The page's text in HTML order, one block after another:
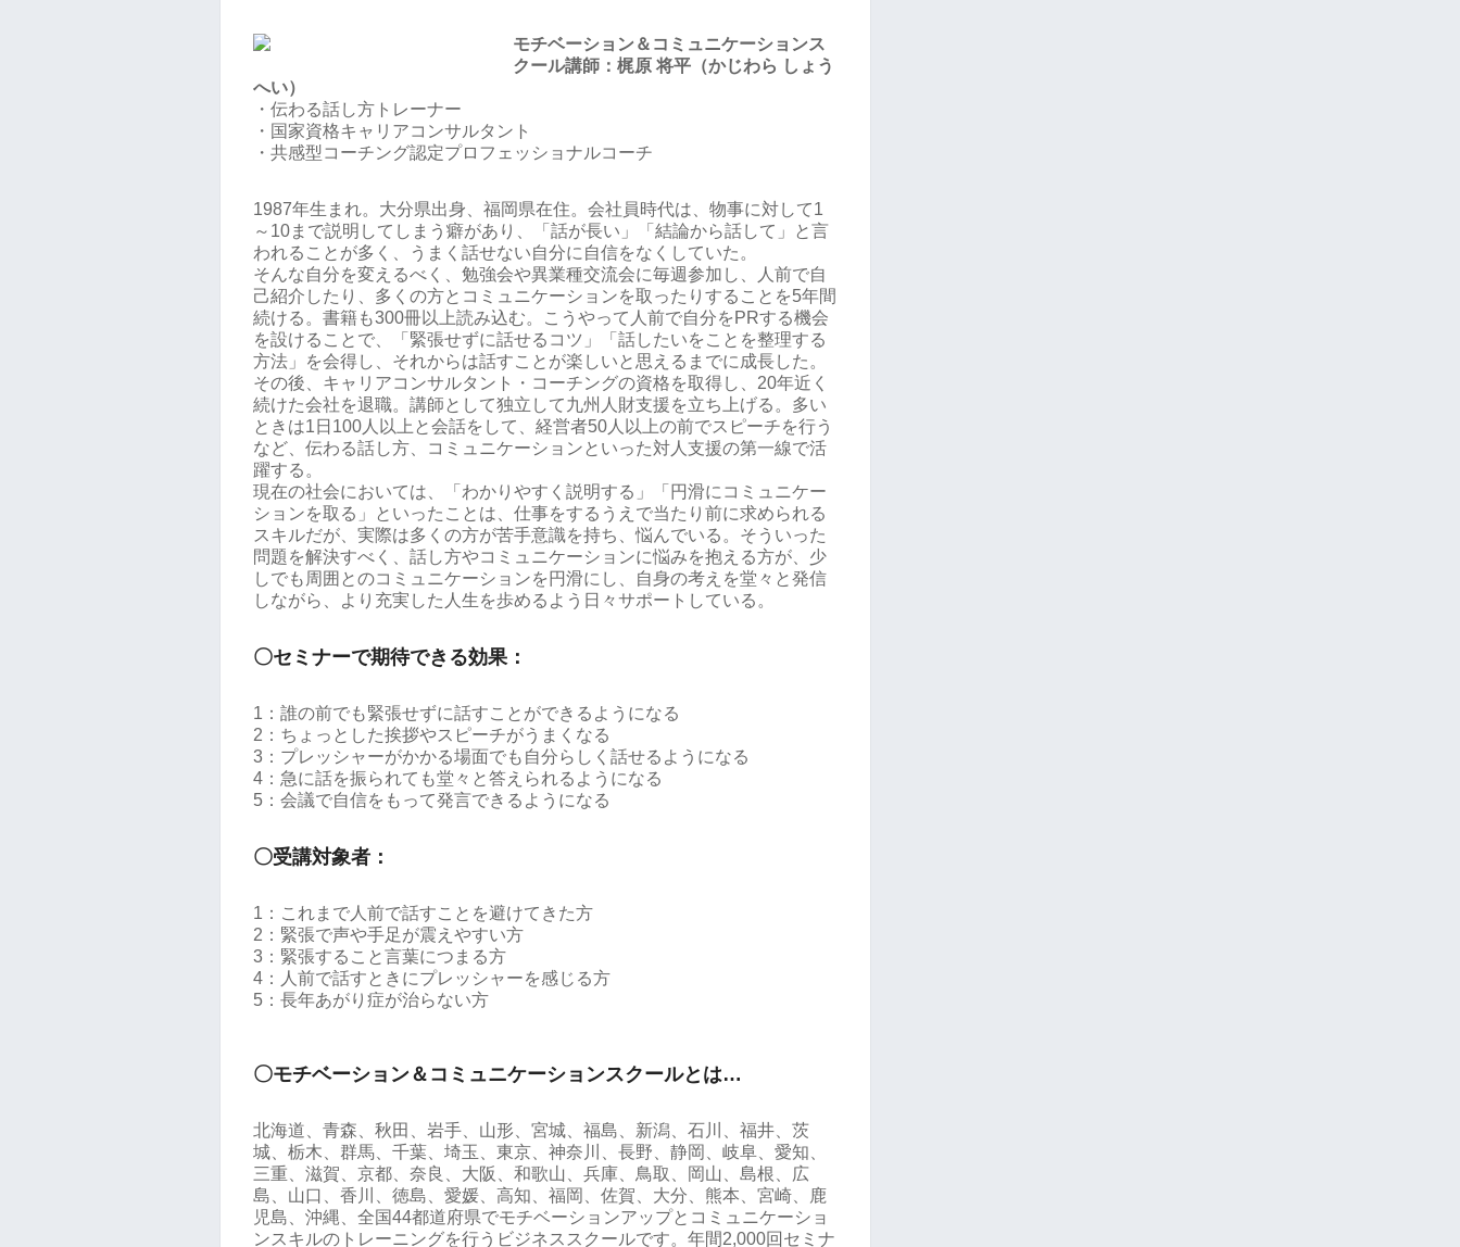
モチベーション＆コミュニケーションス
クール講師：梶原 将平（かじわら しょう
へい）
・伝わる話し方トレーナー
・国家資格キャリアコンサルタント
・共感型コーチング認定プロフェッショナルコーチ
1987年生まれ。大分県出身、福岡県在住。会社員時代は、物事に対して1
～10まで説明してしまう癖があり、「話が長い」「結論から話して」と言
われることが多く、うまく話せない自分に自信をなくしていた。
そんな自分を変えるべく、勉強会や異業種交流会に毎週参加し、人前で自
己紹介したり、多くの方とコミュニケーションを取ったりすることを5年間
続ける。書籍も300冊以上読み込む。こうやって人前で自分をPRする機会
を設けることで、「緊張せずに話せるコツ」「話したいをことを整理する
方法」を会得し、それからは話すことが楽しいと思えるまでに成長した。
その後、キャリアコンサルタント・コーチングの資格を取得し、20年近く
続けた会社を退職。講師として独立して九州人財支援を立ち上げる。多い
ときは1日100人以上と会話をして、経営者50人以上の前でスピーチを行う
など、伝わる話し方、コミュニケーションといった対人支援の第一線で活
躍する。
現在の社会においては、「わかりやすく説明する」「円滑にコミュニケー
ションを取る」といったことは、仕事をするうえで当たり前に求められる
スキルだが、実際は多くの方が苦手意識を持ち、悩んでいる。そういった
問題を解決すべく、話し方やコミュニケーションに悩みを抱える方が、少
しでも周囲とのコミュニケーションを円滑にし、自身の考えを堂々と発信
しながら、より充実した人生を歩めるよう日々サポートしている。
〇セミナーで期待できる効果：
1：誰の前でも緊張せずに話すことができるようになる
2：ちょっとした挨拶やスピーチがうまくなる
3：プレッシャーがかかる場面でも自分らしく話せるようになる
4：急に話を振られても堂々と答えられるようになる
5：会議で自信をもって発言できるようになる
〇受講対象者：
1：これまで人前で話すことを避けてきた方
2：緊張で声や手足が震えやすい方
3：緊張すること言葉につまる方
4：人前で話すときにプレッシャーを感じる方
5：長年あがり症が治らない方
〇モチベーション＆コミュニケーションスクールとは…
北海道、青森、秋田、岩手、山形、宮城、福島、新潟、石川、福井、茨
城、栃木、群馬、千葉、埼玉、東京、神奈川、長野、静岡、岐阜、愛知、
三重、滋賀、京都、奈良、大阪、和歌山、兵庫、鳥取、岡山、島根、広
島、山口、香川、徳島、愛媛、高知、福岡、佐賀、大分、熊本、宮崎、鹿
児島、沖縄、全国44都道府県でモチベーションアップとコミュニケーショ
ンスキルのトレーニングを行うビジネススクールです。年間2,000回セミナ